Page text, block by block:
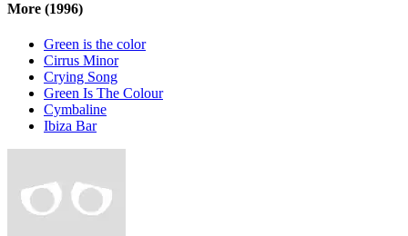
More (1996)
Green is the color
Cirrus Minor
Crying Song
Green Is The Colour
Cymbaline
Ibiza Bar